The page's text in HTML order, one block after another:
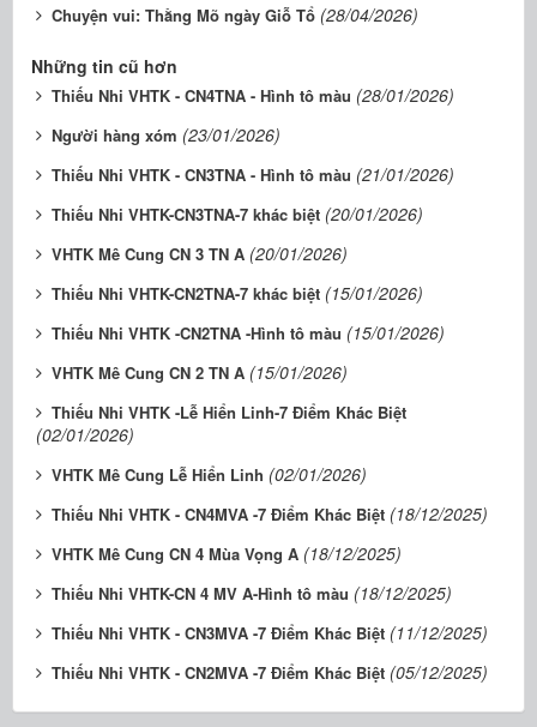
Chuyện vui: Thằng Mõ ngày Giỗ Tổ (28/04/2026)
Những tin cũ hơn
Thiếu Nhi VHTK - CN4TNA - Hình tô màu (28/01/2026)
Người hàng xóm (23/01/2026)
Thiếu Nhi VHTK - CN3TNA - Hình tô màu (21/01/2026)
Thiếu Nhi VHTK-CN3TNA-7 khác biệt (20/01/2026)
VHTK Mê Cung CN 3 TN A (20/01/2026)
Thiếu Nhi VHTK-CN2TNA-7 khác biệt (15/01/2026)
Thiếu Nhi VHTK -CN2TNA -Hình tô màu (15/01/2026)
VHTK Mê Cung CN 2 TN A (15/01/2026)
Thiếu Nhi VHTK -Lễ Hiển Linh-7 Điểm Khác Biệt
(02/01/2026)
VHTK Mê Cung Lễ Hiển Linh (02/01/2026)
Thiếu Nhi VHTK - CN4MVA -7 Điểm Khác Biệt (18/12/2025)
VHTK Mê Cung CN 4 Mùa Vọng A (18/12/2025)
Thiếu Nhi VHTK-CN 4 MV A-Hình tô màu (18/12/2025)
Thiếu Nhi VHTK - CN3MVA -7 Điểm Khác Biệt (11/12/2025)
Thiếu Nhi VHTK - CN2MVA -7 Điểm Khác Biệt (05/12/2025)